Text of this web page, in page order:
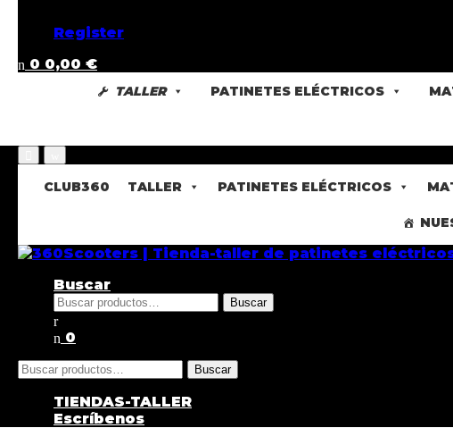
Register
0 0,00 €
TALLER PATINETES ELÉCTRICOS
CLUB360 TALLER PATINETES ELÉCTRICOS
Buscar
Buscar
0
Buscar
TIENDAS-TALLER
Escríbenos